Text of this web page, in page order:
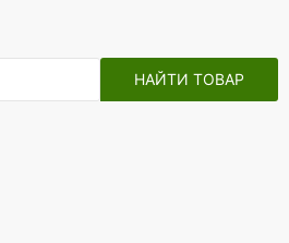
НАЙТИ ТОВАР